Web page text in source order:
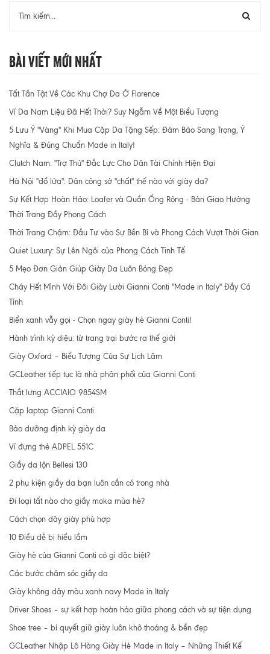
Bài Viết Mới Nhất
Tất Tần Tật Về Các Khu Chợ Da Ở Florence
Ví Da Nam Liệu Đã Hết Thời? Suy Ngẫm Về Một Biểu Tượng
5 Lưu Ý "Vàng" Khi Mua Cặp Da Tặng Sếp: Đảm Bảo Sang Trọng, Ý
Nghĩa & Đúng Chuẩn Made in Italy!
Clutch Nam: "Trợ Thủ" Đắc Lực Cho Dân Tài Chính Hiện Đại
Hà Nội "đổ lửa": Dân công sở "chất" thế nào với giày da?
Sự Kết Hợp Hoàn Hảo: Loafer và Quần Ống Rộng - Bản Giao Hưởng
Thời Trang Đầy Phong Cách
Thời Trang Chậm: Đầu Tư vào Sự Bền Bỉ và Phong Cách Vượt Thời Gian
Quiet Luxury: Sự Lên Ngôi của Phong Cách Tinh Tế
5 Mẹo Đơn Giản Giúp Giày Da Luôn Bóng Đẹp
Cháy Hết Mình Với Đôi Giày Lười Gianni Conti "Made in Italy" Đầy Cá
Tính
Biển xanh vẫy gọi - Chọn ngay giày hè Gianni Conti!
Hành trình kỳ diệu: từ trang trại bước ra thế giới
Giày Oxford – Biểu Tượng Của Sự Lịch Lãm
GCLeather tiếp tục là nhà phân phối của Gianni Conti
Thắt lưng ACCIAIO 9854SM
Cặp laptop Gianni Conti
Bảo dưỡng định kỳ giày da
Ví đựng thẻ ADPEL 551C
Giầy da lộn Bellesi 130
2 phụ kiện giầy da bạn luôn cần có trong nhà
Đi loại tất nào cho giầy moka mùa hè?
Cách chọn dây giày phù hợp
10 Điều dễ bị hiểu lầm
Giày hè của Gianni Conti có gì đặc biệt?
Các bước chăm sóc giầy da
Giày không dây màu xanh navy Made in Italy
Driver Shoes – sự kết hợp hoàn hảo giữa phong cách và sự tiện dụng
Shoe tree – bí quyết giữ giày luôn khô thoáng & bền đẹp
GCLeather Nhập Lô Hàng Giày Hè Made in Italy – Những Thiết Kế